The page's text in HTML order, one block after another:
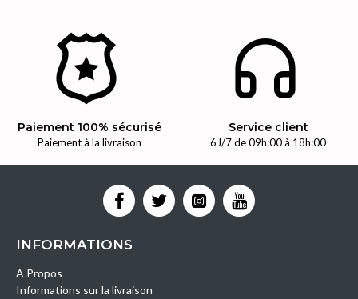
Paiement 100% sécurisé
Paiement à la livraison
Service client
6J/7 de 09h:00 à 18h:00
INFORMATIONS
A Propos
Informations sur la livraison